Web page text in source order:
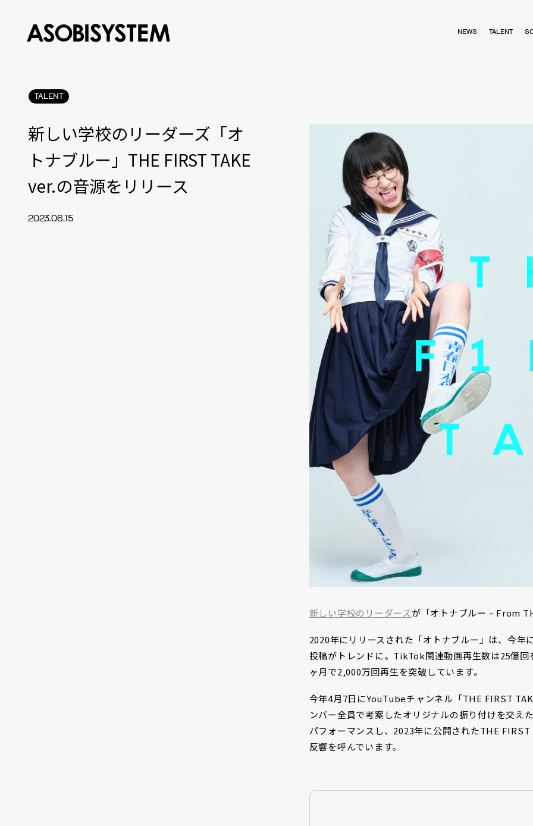
NEWS TALENT
TALENT
新しい学校のリーダーズ「オ
トナブルー」THE FIRST TAKE
ver.の音源をリリース
2023.06.15
新しい学校のリーダーズが「オトナブルー – From
2020年にリリースされた「オトナブルー」は、今
投稿がトレンドに。TikTok関連動画再生数は25億
ヶ月で2,000万回再生を突破しています。
今年4月7日にYouTubeチャンネル「THE FIRST
ンバー全員で考案したオリジナルの振り付けを交え
パフォーマンスし、2023年に公開されたTHE
反響を呼んでいます。